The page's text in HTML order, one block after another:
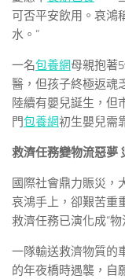
可否平安飲用。哀鴻
水。”
一名包養網母親抱著
醫，但孩子終極返魂
陸續有嬰兒誕生，但
門包養網初生嬰兒需
救濟任務變物流惡夢
國際社會鼎力賑災，
哀鴻手上，卻艱苦重
救濟任務已演化成“物
一隊輸送救濟物質的
的年夜橋時遇襲，自